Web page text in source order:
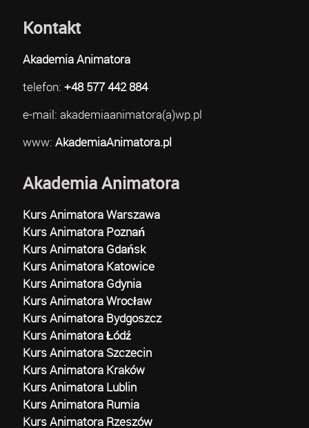
Kontakt
Akademia Animatora
telefon: +48 577 442 884
e-mail: akademiaanimatora(a)wp.pl
www: AkademiaAnimatora.pl
Akademia Animatora
Kurs Animatora Warszawa
Kurs Animatora Poznań
Kurs Animatora Gdańsk
Kurs Animatora Katowice
Kurs Animatora Gdynia
Kurs Animatora Wrocław
Kurs Animatora Bydgoszcz
Kurs Animatora Łódź
Kurs Animatora Szczecin
Kurs Animatora Kraków
Kurs Animatora Lublin
Kurs Animatora Rumia
Kurs Animatora Rzeszów